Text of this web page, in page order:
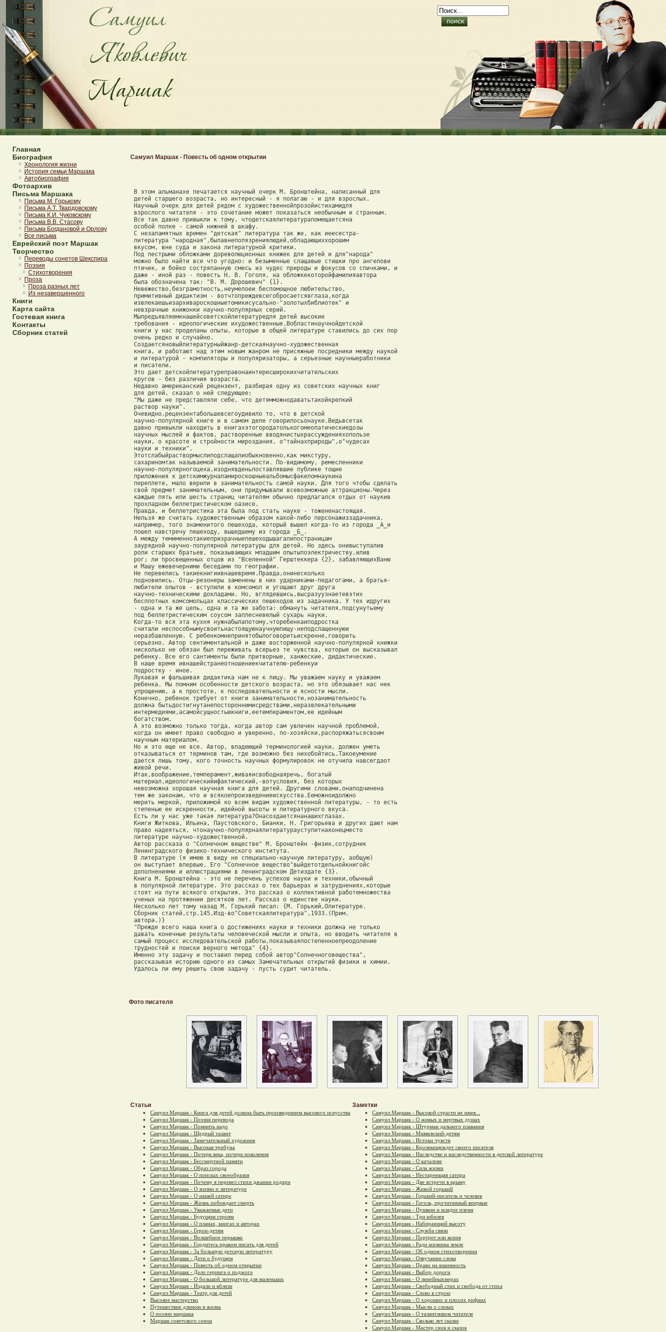
Главная
Биография
Хронология жизни
История семьи Маршака
Автобиография
Фотоархив
Письма Маршака
Письма М. Горькому
Письма А.Т. Твардовскому
Письма К.И. Чуковскому
Письма В.В. Стасову
Письма Богдановой и Орлову
Все письма
Еврейский поэт Маршак
Творчество
Переводы сонетов Шекспира
Поэзия
Стихотворения
Проза
Проза разных лет
Из незавершенного
Книги
Карта сайта
Гостевая книга
Контакты
Сборник статей
Самуил Маршак - Повесть об одном открытии
В этом альманахе печатается научный очерк М. Бронштейна, написанный для
детей старшего возраста, но интересный - я полагаю - и для взрослых.
Научный очерк для детей рядом с художественнойпрозойистихамидля
взрослого читателя - это сочетание может показаться необычным и странным.
Все так давно привыкли к тому, чтодетскаялитературапомещаетсяна
особой полке - самой нижней в шкафу.
С незапамятных времен "детская" литература так же, как иеесестра-
литература "народная",былавнеполязрениялюдей,обладающиххорошим
вкусом, вне суда и закона литературной критики.
Под пестрыми обложками дореволюционных книжек для детей и для"народа"
можно было найти все что угодно: и безыменные слащавые стишки про ангелови
птичек, и бойко состряпанную смесь из чудес природы и фокусов со спичками, и
даже - иной раз - повесть Н. В. Гоголя, на обложкекоторойфамилияавтора
была обозначена так: "В. М. Дорошевич" {1}.
Невежество,безграмотность,неумелоеи беспомощное любительство,
примитивный дидактизм - вотчтопреждевсегобросаетсявглаза,когда
извлекаешьизархивароскошныетомикисусально-"золотыхбиблиотек" и
невзрачные книжонки научно-популярных серий.
Мыпредъявляемкнашейсоветскойлитературедля детей высокие
требования - идеологические ихудожественные.Вобластинаучнойдетской
книги у нас проделаны опыты, которые в общей литературе ставились до сих пор
очень редко и случайно.
Создаетсяновыйлитературныйжанр-детскаянаучно-художественная
книга, и работают над этим новым жанром не присяжные посредники между наукой
и литературой - компиляторы и популяризаторы, а серьезные научныеработники
и писатели.
Это дает детскойлитературеправонаинтересширокихчитательских
кругов - без различия возраста.
Недавно американский рецензент, разбирая одну из советских научных книг
для детей, сказал о ней следующее:
"Мы даже не представляли себе, что детямможнодаватьтакойкрепкий
раствор науки".
Очевидно,рецензентабольшевсегоудивило то, что в детской
научно-популярной книге и в самом деле говорилосьонауке.Ведьвсетак
давно привыкли находить в книгахэтогородатолькогомеопатическиедозы
научных мыслей и фактов, растворенные вводянистыхрассужденияхопользе
науки, о красоте и стройности мироздания, о"тайнахприроды",о"чудесах
науки и техники".
Этотслабыйраствормыслиподслащалиобыкновенно,как микстуру,
сахариномтак называемой занимательности. По-видимому, ремесленники
научно-популярногоцеха,изоднявденьпоставлявшие публике тощие
приложения к детскимжурналамироскошныеальбомысфакеломнаукина
переплете, мало верили в занимательность самой науки. Для того чтобы сделать
свой предмет занимательным, они придумывали всевозможные аттракционы.Через
каждые пять или шесть страниц читателям обычно предлагался отдых от наукив
прохладном беллетристическом оазисе.
Правда, и беллетристика эта была под стать науке - тожененастоящая.
Нельзя же считать художественным образом какой-либо персонажиззадачника,
например, того знаменитого пешехода, который вышел когда-то из города _А_и
пошел навстречу пешеходу, вышедшему из города _Б_.
А между темименнотакиепризрачныепешеходышагалипостраницам
заурядной научно-популярной литературы для детей. Но здесь онивыступалив
роли старших братьев, показывающих младшим опытыпоэлектричеству,илив
рог; ли просвещенных отцов из "Вселенной" Герштеккера {2}, забавляющихВаню
и Машу ежевечерними беседами по географии.
Не перевелись такиекнигиивнашевремя.Правда,онинесколько
подновились. Отцы-резонеры заменены в них ударниками-педагогами, а братья-
любители опытов - вступили в комсомол и угощают друг друга
научно-техническими докладами. Но, вглядевшись,высразуузнаетевэтих
бесплотных комсомольцах классических пешеходов из задачника. У тех идругих
- одна и та же цель, одна и та же забота: обмануть читателя,подсунутьему
под беллетристическим соусом заплесневелый сухарь науки.
Когда-то вся эта кухня нужнабылапотому,чторебенкаиподростка
считали неспособнымусвоитьнастоящуюнаучнуюпищу-неподслащеннуюи
неразбавленную. С ребенкомнепринятобылоговоритьискренне,говорить
серьезно. Автор сентиментальной и даже восторженной научно-популярной книжки
нисколько не обязан был переживать всерьез те чувства, которые он высказывал
ребенку. Все его сантименты были притворные, ханжеские, дидактические.
В наше время ивнашейстранеотношениекчитателю-ребенкуи
подростку - иное.
Лукавая и фальшивая дидактика нам не к лицу. Мы уважаем науку и уважаем
ребенка. Мы помним особенности детского возраста, но это обязывает нас нек
упрощению, а к простоте, к последовательности и ясности мысли.
Конечно, ребенок требует от книги занимательности,нозанимательность
должна бытьдостигнутанепостороннимисредствами,неразвлекательными
интермедиями,асамойсущностьюкниги,еетемпераментом,ее идейным
богатством.
А это возможно только тогда, когда автор сам увлечен научной проблемой,
когда он имеет право свободно и уверенно, по-хозяйски,распоряжатьсясвоим
научным материалом.
Но и это еще не все. Автор, владеющий терминологией науки, должен уметь
отказываться от терминов там, где возможно без нихобойтись.Такоеумение
дается лишь тому, кого точность научных формулировок не отучила навсегдаот
живой речи.
Итак,воображение,темперамент,живаяисвободнаяречь, богатый
материал,идеологическийифактический,-вотусловия, без которых
невозможна хорошая научная книга для детей. Другими словами,онаподчинена
тем же законам, что и всякоепроизведениеискусства.Ееможноидолжно
мерить меркой, приложимой ко всем видам художественной литературы, - то есть
степенью ее искренности, идейной высоты и литературного вкуса.
Есть ли у нас уже такая литература?Онасоздаетсянанашихглазах.
Книги Житкова, Ильина, Паустовского, Бианки, Н. Григорьева и других дают нам
право надеяться, чтонаучно-популярнаялитературауступитнаконецместо
литературе научно-художественной.
Автор рассказа о "Солнечном веществе" М. Бронштейн -физик,сотрудник
Ленинградского физико-технического института.
В литературе (я имею в виду не специально-научную литературу, аобщую)
он выступает впервые. Его "Солнечное вещество"выйдетотдельнойкнигойс
дополнениями и иллюстрациями в ленинградском Детиздате {3}.
Книга М. Бронштейна - это не перечень успехов науки и техники,обычный
в популярной литературе. Это рассказ о тех барьерах и затруднениях,которые
стоят на пути всякого открытия. Это рассказ о коллективной работемножества
ученых на протяжении десятков лет. Рассказ о единстве науки.
Несколько лет тому назад М. Горький писал: {М. Горький,Олитературе.
Сборник статей,стр.145,Изд-во"Советскаялитература",1933.(Прим.
автора.)}
"Прежде всего наша книга о достижениях науки и техники должна не только
давать конечные результаты человеческой мысли и опыта, но вводить читателя в
самый процесс исследовательской работы,показываяпостепенноепреодоление
трудностей и поиски верного метода" {4}.
Именно эту задачу и поставил перед собой автор"Солнечноговещества",
рассказывая историю одного из самых Замечательных открытий физики и химии.
Удалось ли ему решить свою задачу - пусть судит читатель.
Фото писателя
Статьи
Самуил Маршак - Книга для детей должна быть произведением высокого искусства
Самуил Маршак - Поэзия перевода
Самуил Маршак - Помнить надо
Самуил Маршак - Щедрый талант
Самуил Маршак - Замечательный художник
Самуил Маршак - Высокая трибуна
Самуил Маршак - Почерк века, почерк поколения
Самуил Маршак - Бессмертной памяти
Самуил Маршак - Образ города
Самуил Маршак - О поисках своеобразия
Самуил Маршак - Почему я перевел стихи джанни родари
Самуил Маршак - О жизни и литературе
Самуил Маршак - О нашей сатире
Самуил Маршак - Жизнь побеждает смерть
Самуил Маршак - Уважаемые дети
Самуил Маршак - Будущим героям
Самуил Маршак - О планах, книгах и авторах
Самуил Маршак - Герои-детям
Самуил Маршак - Волшебное перышко
Самуил Маршак - Гордитесь правом писать для детей
Самуил Маршак - За большую детскую литературу
Самуил Маршак - Дети о будущем
Самуил Маршак - Повесть об одном открытии
Самуил Маршак - Дело геринга о поджоге
Самуил Маршак - О большой литературе для маленьких
Самуил Маршак - Издали и вблизи
Самуил Маршак - Театр для детей
Высокое мастерство
Путешествие длиною в жизнь
О поэзии маршака
Маршак советского союза
Заметки
Самуил Маршак - Высокой страсти не имея...
Самуил Маршак - О живых и мертвых душах
Самуил Маршак - Штурман дальнего плавания
Самуил Маршак - Маяковский-детям
Самуил Маршак - Истоки чувств
Самуил Маршак - Кроликещеждет своего писателя
Самуил Маршак - Наследстве и наследственности в детской литературе
Самуил Маршак - О качалове
Самуил Маршак - Сила жизни
Самуил Маршак - Нестареющая сатира
Самуил Маршак - Две встречи в крыму
Самуил Маршак - Живой горький
Самуил Маршак - Горький-писатель и человек
Самуил Маршак - Гоголь, прочитанный впервые
Самуил Маршак - Пушкин и младое племя
Самуил Маршак - Три юбилея
Самуил Маршак - Набирающий высоту
Самуил Маршак - Служба связи
Самуил Маршак - Портрет или копия
Самуил Маршак - Ради жизнина земле
Самуил Маршак - Об одном стихотворении
Самуил Маршак - Озвучании слова
Самуил Маршак - Право на взаимность
Самуил Маршак - Выбор дороги
Самуил Маршак - О линейныхмерах
Самуил Маршак - Свободный стих и свобода от стиха
Самуил Маршак - Слово в строю
Самуил Маршак - О хороших и плохих рифмах
Самуил Маршак - Мысли о словах
Самуил Маршак - О талантливом читателе
Самуил Маршак - Сколько лет сказке
Самуил Маршак - Мастер снов и сказок